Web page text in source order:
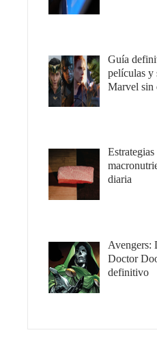
Guía
películas y
Marvel sin
diaria
Avengers:
Doctor
definitivo